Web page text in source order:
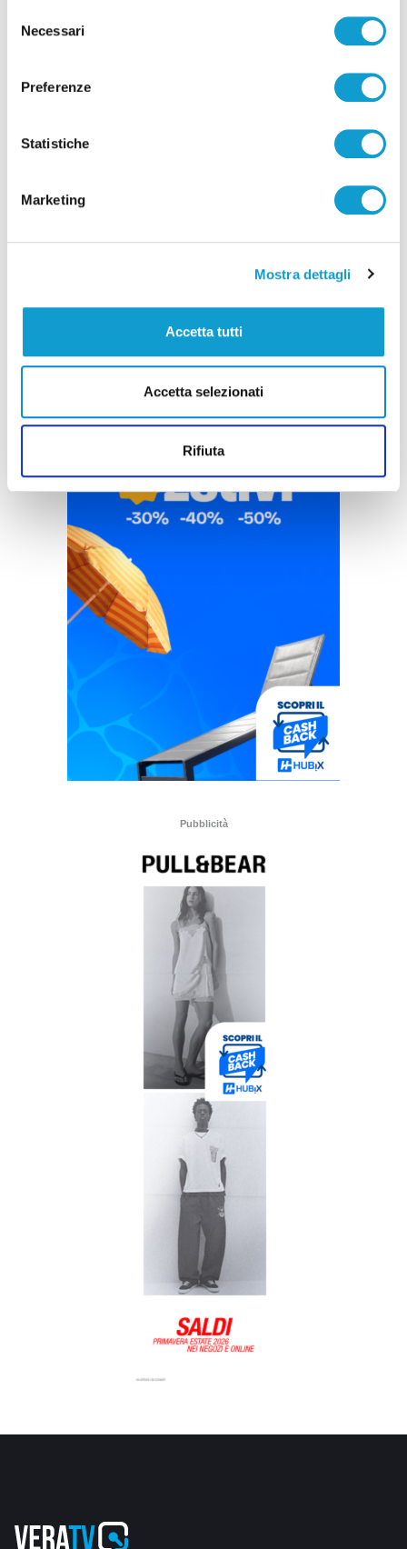
delNecessari
Preferenze
Statistiche
Marketing
Mostra dettagli
Accetta tutti
Accetta selezionati
Rifiuta
Ritrovati in Nepal i corpi di 5 alpinisti morti,
Pubblicità